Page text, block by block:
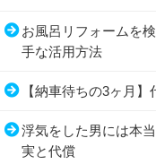
お風呂リフォームを
手な活用方法
【納車待ちの3ヶ月
浮気をした男には本
実と代償